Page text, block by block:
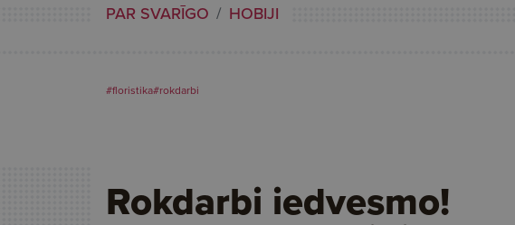
PAR SVARĪGO HOBIJI
#floristika#rokdarbi
Rokdarbi iedvesmo!